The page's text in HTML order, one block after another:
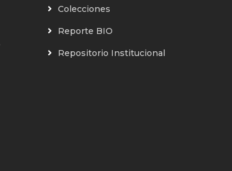
Colecciones
Reporte BIO
Repositorio Institucional